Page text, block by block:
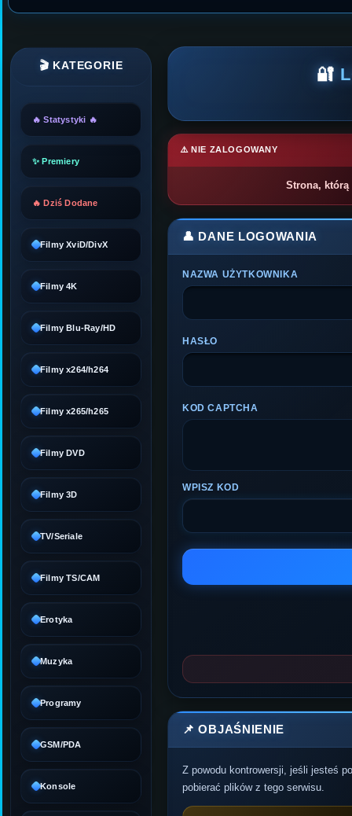
🎬 KATEGORIE
🔥 Statystyki 🔥
✨ Premiery
🔥 Dziś Dodane
Filmy XviD/DivX
Filmy 4K
Filmy Blu-Ray/HD
Filmy x264/h264
Filmy x265/h265
Filmy DVD
Filmy 3D
TV/Seriale
Filmy TS/CAM
Erotyka
Muzyka
Programy
GSM/PDA
Konsole
🔐
⚠️ NIE ZALOGOWANY
Strona,
👤 DANE LOGOWANIA
NAZWA UŻYTKOWNIKA
HASŁO
KOD CAPTCHA
WPISZ KOD
📌 OBJAŚNIENIE
Z powodu kontrowersji, jeśli jesteś
pobierać plików z tego serwisu.